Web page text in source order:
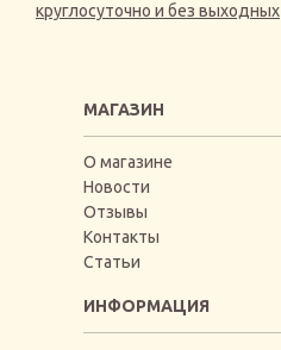
круглосуточно и без выходных
МАГАЗИН
О магазине
Новости
Отзывы
Контакты
Статьи
ИНФОРМАЦИЯ